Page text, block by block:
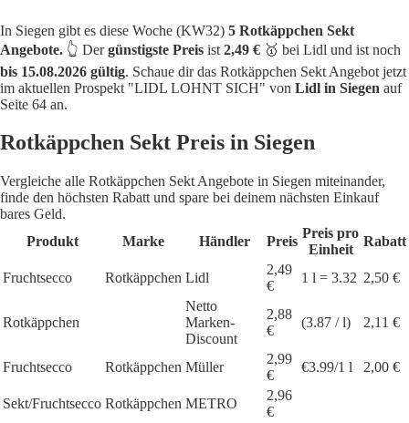
In Siegen gibt es diese Woche (KW32) 5 Rotkäppchen Sekt
Angebote. 👆 Dergünstigste Preis ist 2,49 € 🥇 bei Lidl und ist noch
bis 15.08.2026 gültig. Schaue dir das Rotkäppchen Sekt Angebot jetzt
im aktuellen Prospekt "LIDL LOHNT SICH" von Lidl in Siegen auf
Seite 64 an.
Rotkäppchen Sekt Preis in Siegen
Vergleiche alle Rotkäppchen Sekt Angebote in Siegen miteinander,
finde den höchsten Rabatt und spare bei deinem nächsten Einkauf
bares Geld.
Produkt
Marke Händler Preis
Preis pro
Einheit
Rabatt
Fruchtsecco Rotkäppchen Lidl
2,49
€
1 l = 3.32 2,50 €
Rotkäppchen
Netto
Marken-
Discount
2,88
€
(3.87 / l) 2,11 €
Fruchtsecco Rotkäppchen Müller
2,99
€
€3.99/1 l 2,00 €
Sekt/Fruchtsecco Rotkäppchen METRO
2,96
€